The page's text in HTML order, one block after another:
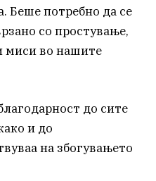
Беше потребно да се
со простување,
миси во нашите
до сите
и до
на збогувањето